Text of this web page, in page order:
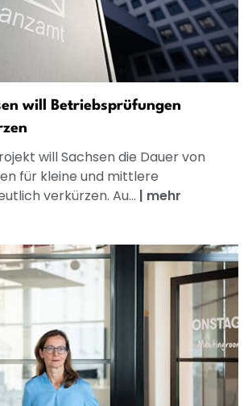
will Betriebsprüfungen
will Sachsen die Dauer von
für kleine und mittlere
verkürzen. Au... | mehr